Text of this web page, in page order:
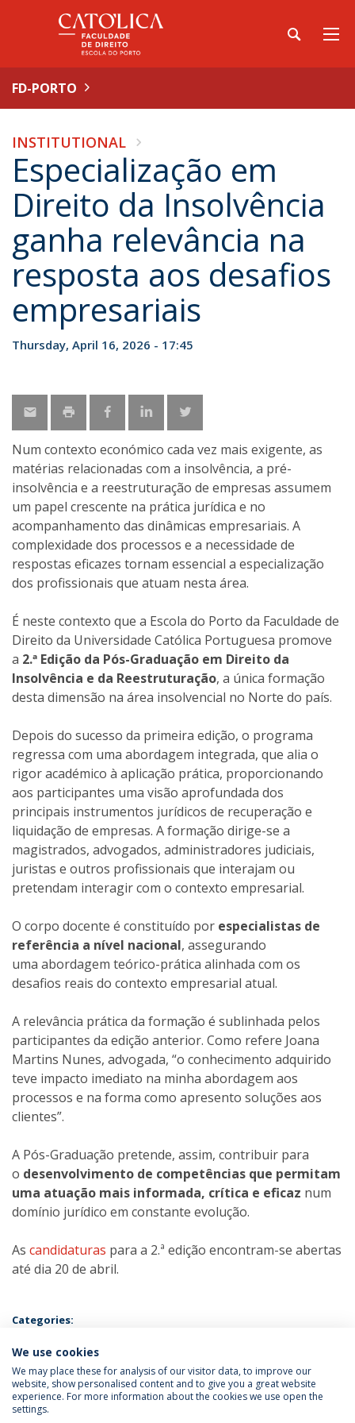
FD-PORTO
INSTITUTIONAL
Especialização em
Direito da Insolvência
ganha relevância na
resposta aos desafios
empresariais
Thursday, April 16, 2026 - 17:45
Num contexto económico cada vez mais exigente, as
matérias relacionadas com a insolvência, a pré-
insolvência e a reestruturação de empresas assumem
um papel crescente na prática jurídica e no
acompanhamento das dinâmicas empresariais. A
complexidade dos processos e a necessidade de
respostas eficazes tornam essencial a especialização
dos profissionais que atuam nesta área.
É neste contexto que a Escola do Porto da Faculdade de
Direito da Universidade Católica Portuguesa promove
a 2.ª Edição da Pós-Graduação em Direito da
Insolvência e da Reestruturação, a única formação
desta dimensão na área insolvencial no Norte do país.
Depois do sucesso da primeira edição, o programa
regressa com uma abordagem integrada, que alia o
rigor académico à aplicação prática, proporcionando
aos participantes uma visão aprofundada dos
principais instrumentos jurídicos de recuperação e
liquidação de empresas. A formação dirige-se a
magistrados, advogados, administradores judiciais,
juristas e outros profissionais que interajam ou
pretendam interagir com o contexto empresarial.
O corpo docente é constituído por especialistas de
referência a nível nacional, assegurando
uma abordagem teórico-prática alinhada com os
desafios reais do contexto empresarial atual.
A relevância prática da formação é sublinhada pelos
participantes da edição anterior. Como refere Joana
Martins Nunes, advogada, “o conhecimento adquirido
teve impacto imediato na minha abordagem aos
processos e na forma como apresento soluções aos
clientes”.
A Pós-Graduação pretende, assim, contribuir para
o desenvolvimento de competências que permitam
uma atuação mais informada, crítica e eficaz num
domínio jurídico em constante evolução.
As candidaturas para a 2.ª edição encontram-se abertas
até dia 20 de abril.
Categories:
Privacy Policy
We use cookies
We may place these for analysis of our visitor data, to improve our
website, show personalised content and to give you a great website
experience. For more information about the cookies we use open the
settings.